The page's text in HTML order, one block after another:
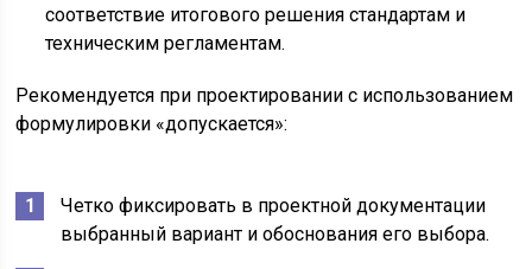
соответствие итогового решения стандартам и
техническим регламентам.
Рекомендуется при проектировании с использованием
формулировки «допускается»:
Четко фиксировать в проектной документации
выбранный вариант и обоснования его выбора.